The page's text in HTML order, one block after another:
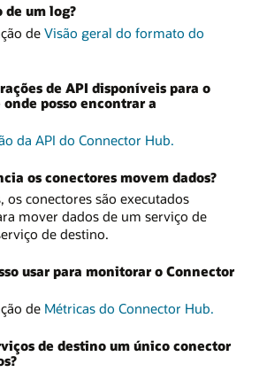
um log?
de Visão geral do formato do
de API disponíveis para o
posso encontrar a
da API do Connector Hub.
os conectores movem dados?
os conectores são executados
mover dados de um serviço de
de destino.
usar para monitorar o Connector
de Métricas do Connector Hub.
de destino um único conector